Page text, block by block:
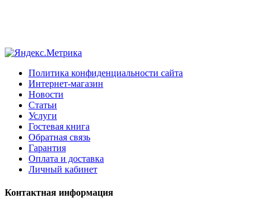
Политика конфиденциальности сайта
Интернет-магазин
Новости
Статьи
Услуги
Гостевая книга
Обратная связь
Гарантия
Оплата и доставка
Личный кабинет
Контактная информация